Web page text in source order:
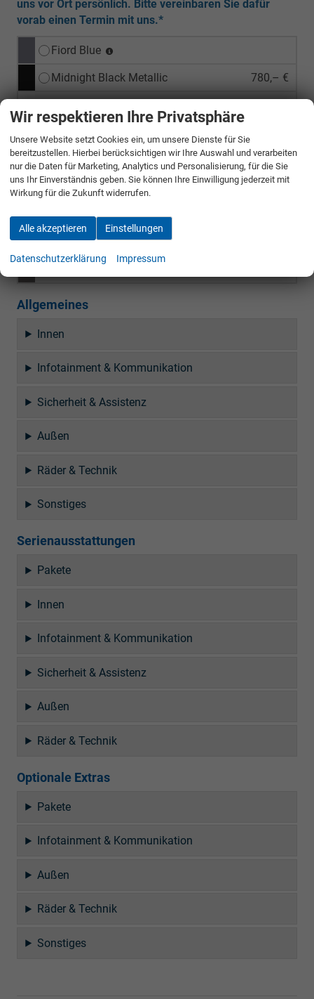
uns vor Ort persönlich. Bitte vereinbaren Sie dafür
vorab einen Termin mit uns.*
Fiord Blue
Midnight Black Metallic 780,– €
Manhattan Grau Metallic
Graphene Grey 1.080,– €
Dark Void Metallic 1.080,– €
Enceladus Grey Matt
Century Bronze Matt
Allgemeines
Innen
Infotainment & Kommunikation
Sicherheit & Assistenz
Außen
Räder & Technik
Sonstiges
Serienausstattungen
Pakete
Innen
Infotainment & Kommunikation
Sicherheit & Assistenz
Außen
Räder & Technik
Optionale Extras
Pakete
Infotainment & Kommunikation
Außen
Räder & Technik
Sonstiges
Wir respektieren Ihre Privatsphäre
Unsere Website setzt Cookies ein, um unsere Dienste für Sie
bereitzustellen. Hierbei berücksichtigen wir Ihre Auswahl und verarbeiten
nur die Daten für Marketing, Analytics und Personalisierung, für die Sie
uns Ihr Einverständnis geben. Sie können Ihre Einwilligung jederzeit mit
Wirkung für die Zukunft widerrufen.
Alle akzeptieren Einstellungen
Datenschutzerklärung Impressum